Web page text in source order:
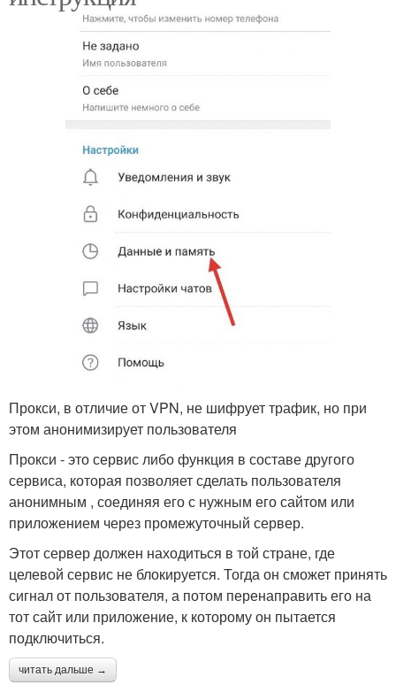
Прокси, в отличие от VPN, не шифрует трафик, но при
этом анонимизирует пользователя
Прокси - это сервис либо функция в составе другого
сервиса, которая позволяет сделать пользователя
анонимным , соединяя его с нужным его сайтом или
приложением через промежуточный сервер.
Этот сервер должен находиться в той стране, где
целевой сервис не блокируется. Тогда он сможет принять
сигнал от пользователя, а потом перенаправить его на
тот сайт или приложение, к которому он пытается
подключиться.
читать дальше →